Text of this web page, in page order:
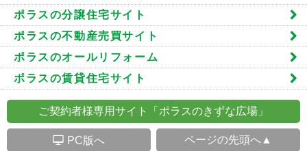
ポラスの分譲住宅サイト
ポラスの不動産売買サイト
ポラスのオールリフォーム
ポラスの賃貸住宅サイト
ご契約者様専用サイト「ポラスのきずな広場」
S PC版へ ページの先頭へ▲